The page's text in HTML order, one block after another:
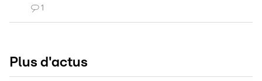
1
Plus d'actus